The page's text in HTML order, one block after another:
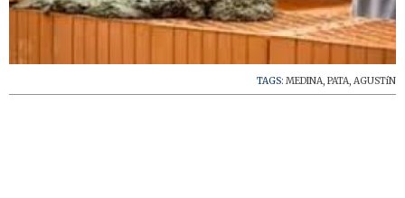
TAGS: MEDINA, PATA, AGUSTíN